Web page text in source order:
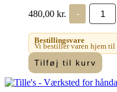
varesiden
480,00 kr. -
Fremme
-
Havens
ukrudt
GB
antal
Bestillingsvare
Vi bestiller varen hjem til
Tilføj til kurv